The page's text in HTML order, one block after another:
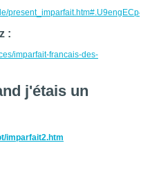
:
imparfait-francais-des-
j'étais un
imparfait2.htm